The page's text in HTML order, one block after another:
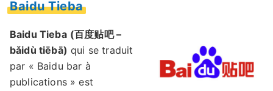
Baidu Tieba
Baidu Tieba (百度贴吧 –
bǎidù tiēbā) qui se traduit
par « Baidu bar à
publications » est